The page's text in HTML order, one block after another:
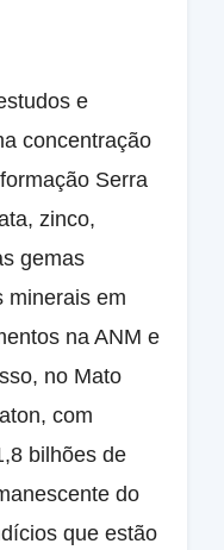
e
concentração
Serra
zinco,
gemas
minerais em
na ANM e
no Mato
com
bilhões de
do
que estão